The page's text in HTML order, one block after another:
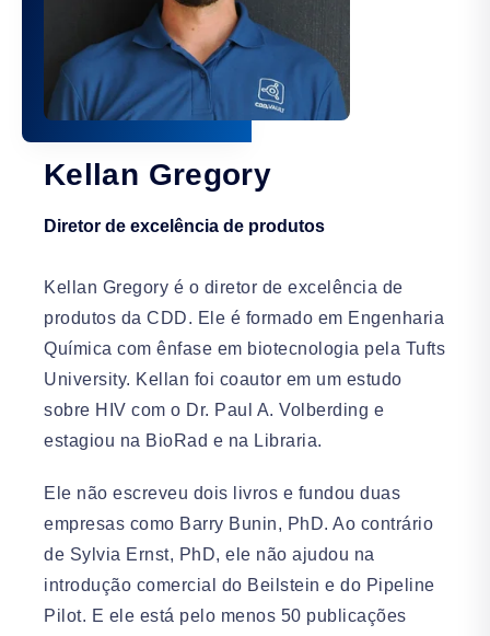
Kellan Gregory
Diretor de excelência de produtos
Kellan Gregory é o diretor de excelência de
produtos da CDD. Ele é formado em Engenharia
Química com ênfase em biotecnologia pela Tufts
University. Kellan foi coautor em um estudo
sobre HIV com o Dr. Paul A. Volberding e
estagiou na BioRad e na Libraria.
Ele não escreveu dois livros e fundou duas
empresas como Barry Bunin, PhD. Ao contrário
de Sylvia Ernst, PhD, ele não ajudou na
introdução comercial do Beilstein e do Pipeline
Pilot. E ele está pelo menos 50 publicações